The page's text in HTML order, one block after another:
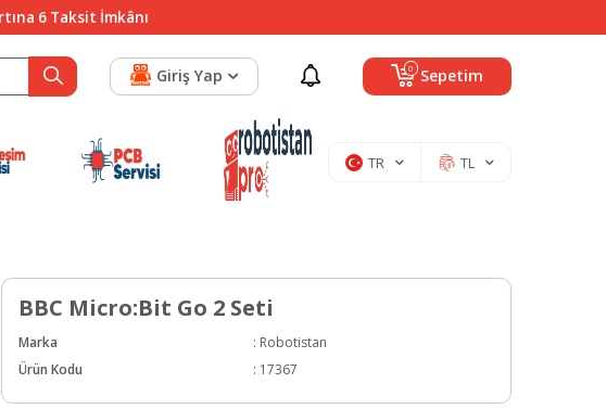
6 Taksit İmkânı
0 Sepetim
Giriş Yap
TR TL
BBC Micro:Bit Go 2 Seti
Marka : Robotistan
Ürün Kodu
: 17367